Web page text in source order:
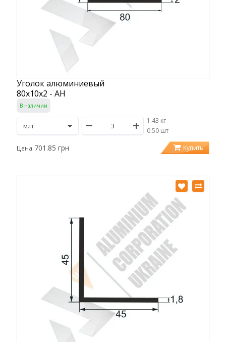
Уголок алюминиевый
80х10х2 - АН
В наличии
1.43 кг
/0.50 шт
Цена 701.85 грн Купить